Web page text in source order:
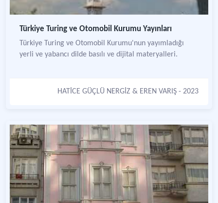
Türkiye Turing ve Otomobil Kurumu Yayınları
Türkiye Turing ve Otomobil Kurumu'nun yayımladığı
yerli ve yabancı dilde basılı ve dijital materyalleri.
HATİCE GÜÇLÜ NERGİZ & EREN VARIŞ - 2023